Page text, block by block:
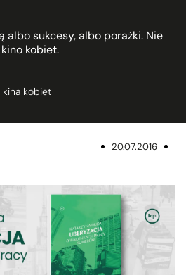
albo sukcesy, albo porażki. Nie
kobiet.
kina kobiet
20.07.2016